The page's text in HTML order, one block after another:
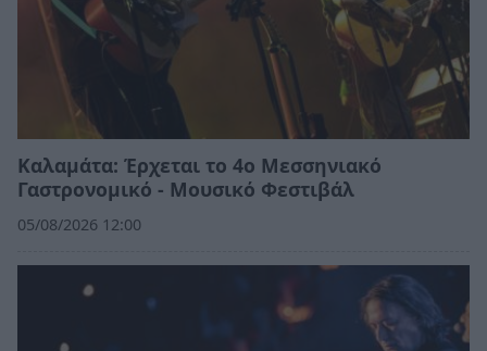
Καλαμάτα: Έρχεται το 4ο Μεσσηνιακό
Γαστρονομικό - Μουσικό Φεστιβάλ
05/08/2026 12:00